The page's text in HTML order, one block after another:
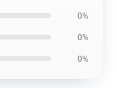
0%
0%
0%